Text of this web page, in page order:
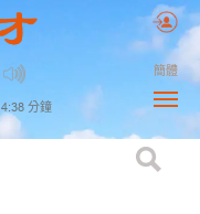
4:38 分鐘
簡體